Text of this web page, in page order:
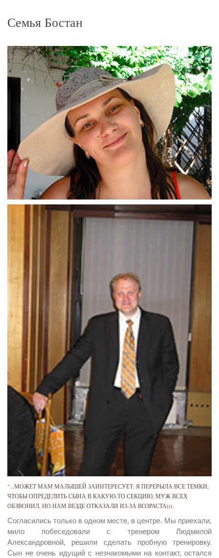
Семья Бостан
"...МОЖЕТ МАМ МАЛЫШЕЙ ЗАИНТЕРЕСУЕТ. Я ПЕРЕРЫЛА ВСЕ ТЕМКИ,
ЧТОБЫ ОПРЕДЕЛИТЬ СЫНА В КАКУЮ-ТО СЕКЦИЮ, МУЖ ВСЕХ
ОБЗВОНИЛ, НО НАМ ВЕЗДЕ ОТКАЗАЛИ ИЗ-ЗА ВОЗРАСТА(((.
Согласились только в одном месте, в центре. Мы приехали,
мило побеседовали с тренером Людмилой
Александровной, решили сделать пробную тренировку.
Сын не очень идущий с незнакомыми на контакт, остался